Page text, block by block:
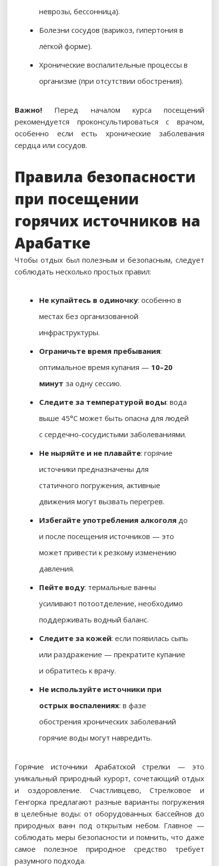
неврозы, бессонница).
Болезни сосудов (варикоз, гипертония в
лёгкой форме).
Хронические воспалительные процессы в
организме (при отсутствии обострения).
Важно! Перед началом курса посещений
рекомендуется проконсультироваться с врачом,
особенно если есть хронические заболевания
сердца или сосудов.
Правила безопасности
при посещении
горячих источников на
Арабатке
Чтобы отдых был полезным и безопасным, следует
соблюдать несколько простых правил:
Не купайтесь в одиночку: особенно в
местах без организованной
инфраструктуры.
Ограничьте время пребывания:
оптимальное время купания — 10–20
минут за одну сессию.
Следите за температурой воды: вода
выше 45°C может быть опасна для людей
с сердечно-сосудистыми заболеваниями.
Не ныряйте и не плавайте: горячие
источники предназначены для
статичного погружения, активные
движения могут вызвать перегрев.
Избегайте употребления алкоголя до
и после посещения источников — это
может привести к резкому изменению
давления.
Пейте воду: термальные ванны
усиливают потоотделение, необходимо
поддерживать водный баланс.
Следите за кожей: если появилась сыпь
или раздражение — прекратите купание
и обратитесь к врачу.
Не используйте источники при
острых воспалениях: в фазе
обострения хронических заболеваний
горячие воды могут навредить.
Горячие источники Арабатской стрелки — это
уникальный природный курорт, сочетающий отдых
и оздоровление. Счастливцево, Стрелковое и
Генгорка предлагают разные варианты погружения
в целебные воды: от оборудованных бассейнов до
природных ванн под открытым небом. Главное —
соблюдать меры безопасности и помнить, что даже
самое полезное природное средство требует
разумного подхода.